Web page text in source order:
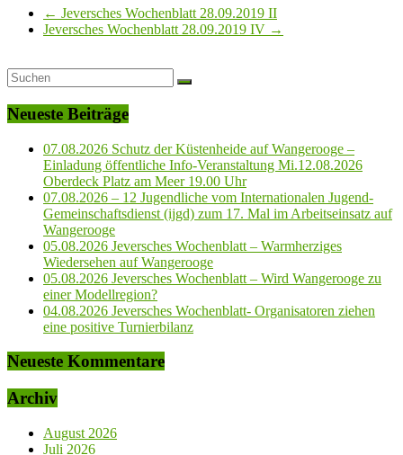
← Jeversches Wochenblatt 28.09.2019 II
Jeversches Wochenblatt 28.09.2019 IV →
Neueste Beiträge
07.08.2026 Schutz der Küstenheide auf Wangerooge –
Einladung öffentliche Info-Veranstaltung Mi.12.08.2026
Oberdeck Platz am Meer 19.00 Uhr
07.08.2026 – 12 Jugendliche vom Internationalen Jugend-
Gemeinschaftsdienst (ijgd) zum 17. Mal im Arbeitseinsatz auf
Wangerooge
05.08.2026 Jeversches Wochenblatt – Warmherziges
Wiedersehen auf Wangerooge
05.08.2026 Jeversches Wochenblatt – Wird Wangerooge zu
einer Modellregion?
04.08.2026 Jeversches Wochenblatt- Organisatoren ziehen
eine positive Turnierbilanz
Neueste Kommentare
Archiv
August 2026
Juli 2026